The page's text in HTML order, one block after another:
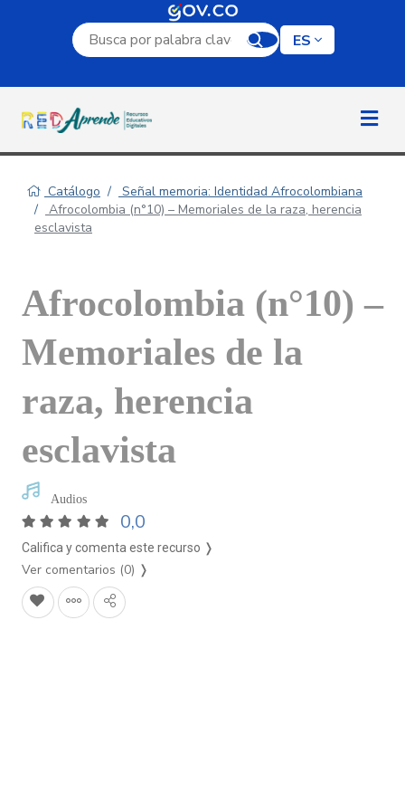
Campo de búsqueda por palabra clave
ES
Catálogo
Señal memoria: Identidad Afrocolombiana
Afrocolombia (n°10) – Memoriales de la raza, herencia
esclavista
Afrocolombia (n°10) –
Memoriales de la
raza, herencia
esclavista
Audios
0,0
Califica y comenta este recurso ❭
Ver comentarios (0) ❭